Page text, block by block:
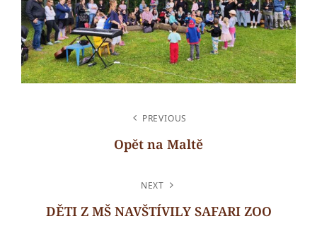
PREVIOUS
Opět na Maltě
NEXT
DĚTI Z MŠ NAVŠTÍVILY SAFARI ZOO